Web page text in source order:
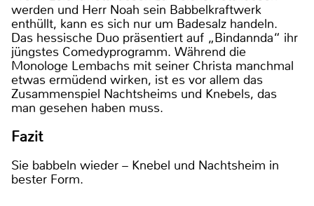
werden und Herr Noah sein Babbelkraftwerk
enthüllt, kann es sich nur um Badesalz handeln.
Das hessische Duo präsentiert auf „Bindannda“ ihr
jüngstes Comedyprogramm. Während die
Monologe Lembachs mit seiner Christa manchmal
etwas ermüdend wirken, ist es vor allem das
Zusammenspiel Nachtsheims und Knebels, das
man gesehen haben muss.
Fazit
Sie babbeln wieder – Knebel und Nachtsheim in
bester Form.